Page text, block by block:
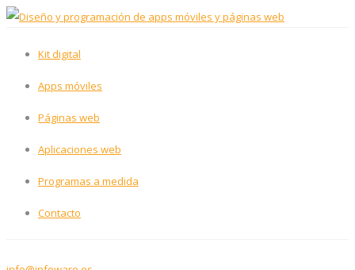
Kit digital
Apps móviles
Páginas web
Aplicaciones web
Programas a medida
Contacto